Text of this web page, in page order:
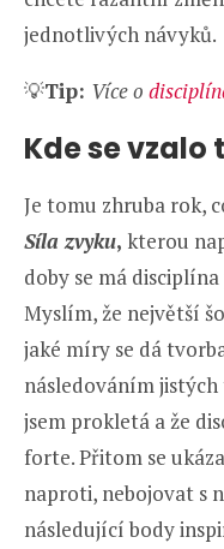
jednotlivých návyků.
💡Tip: Více o
Kde se vzalo
Je tomu zhruba rok,
Síla zvyku, kterou
doby se má
Myslím, že největší
jaké míry se dá
následováním jistých
jsem prokletá a že
forte. Přitom se
naproti, nebojovat s
následující body